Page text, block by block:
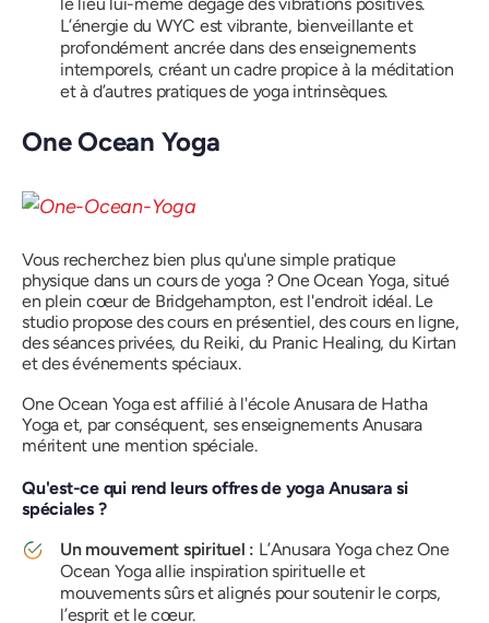
L’énergie du WYC est vibrante, bienveillante et
profondément ancrée dans des enseignements
intemporels, créant un cadre propice à la méditation
et à d’autres pratiques de yoga intrinsèques.
One Ocean Yoga
Vous recherchez bien plus qu'une simple pratique
physique dans un cours de yoga ? One Ocean Yoga, situé
en plein cœur de Bridgehampton, est l'endroit idéal. Le
studio propose des cours en présentiel, des cours en ligne,
des séances privées, du Reiki, du Pranic Healing, du Kirtan
et des événements spéciaux.
One Ocean Yoga est affilié à l'école Anusara de Hatha
Yoga et, par conséquent, ses enseignements Anusara
méritent une mention spéciale.
Qu'est-ce qui rend leurs offres de yoga Anusara si
spéciales ?
Un mouvement spirituel : L’Anusara Yoga chez One
Ocean Yoga allie inspiration spirituelle et
mouvements sûrs et alignés pour soutenir le corps,
l’esprit et le cœur.